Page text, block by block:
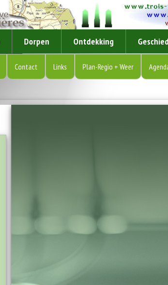
Dorpen Ontdekking
Contact Links Plan-Regio + Weer